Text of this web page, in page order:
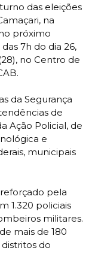
das eleições
na
próximo
7h do dia 26,
no Centro de
da Segurança
de
Ação Policial, de
e
municipais
pela
1.320 policiais
militares.
mais de 180
do